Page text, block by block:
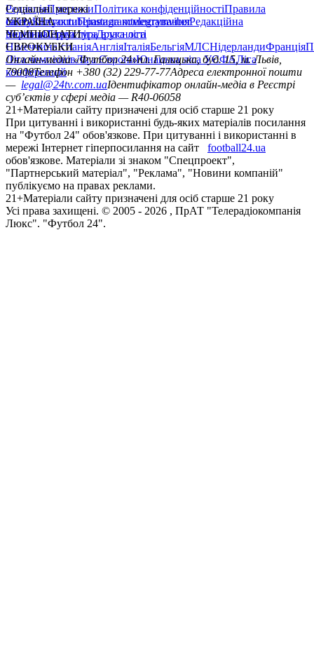
РедакціяПрогнозиПолітика конфіденційностіПравила
сайтуКонтактиПравила коментуванняРедакційна
політикаСтруктура власності
Соціальні мережі
facebookxyoutubeinstagramtelegramviber
УКРАЇНА
УкраїнаПерша лігаДруга ліга
ЧЕМПІОНАТИ
НімеччинаІспаніяАнгліяІталіяБельгіяМЛСНідерландиФранція
ЄВРОКУБКИ
Ліга чемпіонівЛіга ЄвропиЮнацька ліга УЄФАЛіга
конференцій
Онлайн-медіа «Футбол 24»пл. Галицька, буд. 15, м. Львів,
79008Телефон +380 (32) 229-77-77Адреса електронної пошти
— legal@24tv.com.uaІдентифікатор онлайн-медіа в Реєстрі
суб’єктів у сфері медіа — R40-06058
21+Матеріали сайту призначені для осіб старше 21 року
При цитуванні і використанні будь-яких матеріалів посилання
на "Футбол 24" обов'язкове. При цитуванні і використанні в
мережі Інтернет гіперпосилання на сайт
football24.ua
обов'язкове. Матеріали зі знаком "Спецпроект",
"Партнерський матеріал", "Реклама", "Новини компаній"
публікуємо на правах реклами.
21+Матеріали сайту призначені для осіб старше 21 року
Усi права захищенi. © 2005 - 2026 , ПрАТ "Телерадіокомпанія
Люкс". "Футбол 24".